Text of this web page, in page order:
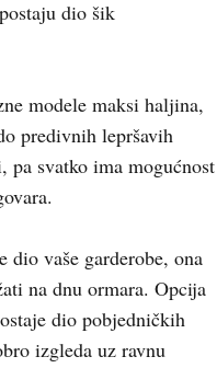
dio šik
modele maksi haljina,
predivnih lepršavih
pa svatko ima mogućnost
dio vaše garderobe, ona
na dnu ormara. Opcija
dio pobjedničkih
izgleda uz ravnu